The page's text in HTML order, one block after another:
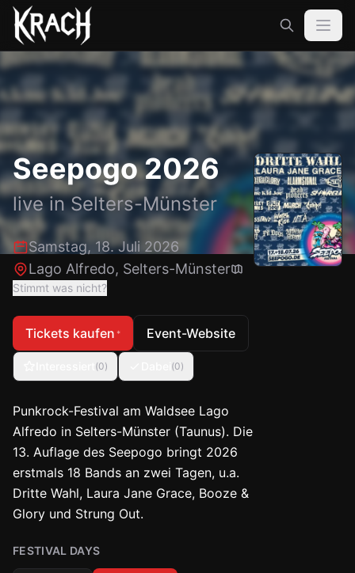
Seepogo 2026
live inSelters-Münster
Samstag, 18. Juli 2026
Lago Alfredo, Selters-Münster
Stimmt was nicht?
Tickets kaufen * Event-Website
(0) (0)
Punkrock-Festival am Waldsee Lago
Alfredo in Selters-Münster (Taunus). Die
13. Auflage des Seepogo bringt 2026
erstmals 18 Bands an zwei Tagen, u.a.
Dritte Wahl, Laura Jane Grace, Booze &
Glory und Strung Out.
FESTIVAL DAYS